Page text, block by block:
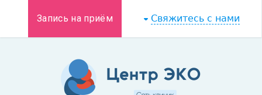
Свяжитесь с нами
Запись на приём